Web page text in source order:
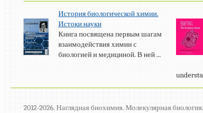
История биологической химии.
Истоки науки
Книга посвящена первым шагам
взаимодействия химии с
биологией и медициной. В ней ...
2012-2026. Наглядная биохимия. Молекулярная